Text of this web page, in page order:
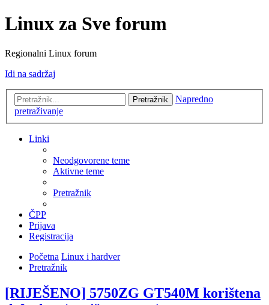
Linux za Sve forum
Regionalni Linux forum
Idi na sadržaj
Pretražnik
Napredno
pretraživanje
Linki
Neodgovorene teme
Aktivne teme
Pretražnik
ČPP
Prijava
Registracija
Početna Linux i hardver
Pretražnik
[RIJEŠENO] 5750ZG GT540M korištena